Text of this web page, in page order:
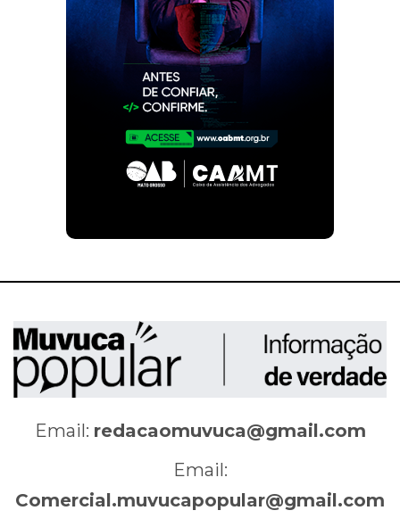
Email: redacaomuvuca@gmail.com
Email:
Comercial.muvucapopular@gmail.com